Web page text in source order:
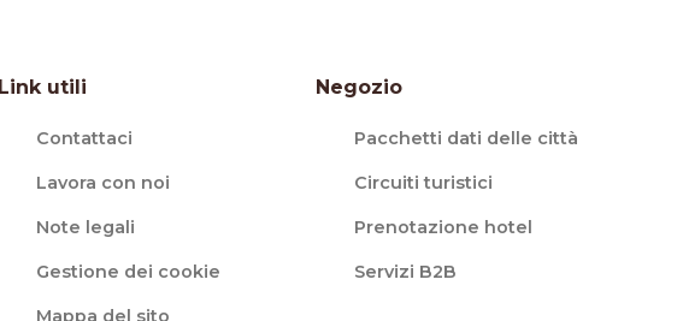
Link utili
Contattaci
Lavora con noi
Note legali
Gestione dei cookie
Mappa del sito
Negozio
Pacchetti dati delle città
Circuiti turistici
Prenotazione hotel
Servizi B2B